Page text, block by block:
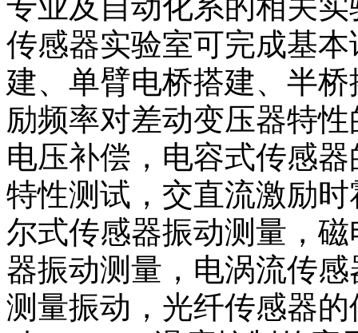
传感器实验室可完成基
建、单臂电桥搭建、半
励频率对差动变压器特
电压补偿，电容式传感
特性测试，交直流激励
尔式传感器振动测量，
器振动测量，电涡流传
测量振动，光纤传感器